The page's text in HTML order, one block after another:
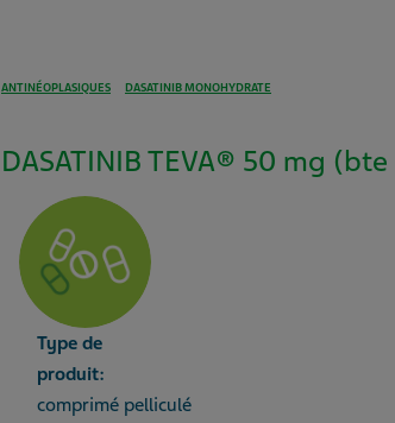
ANTINÉOPLASIQUES DASATINIB MONOHYDRATE
DASATINIB TEVA® 50 mg
Type de
produit:
comprimé pelliculé